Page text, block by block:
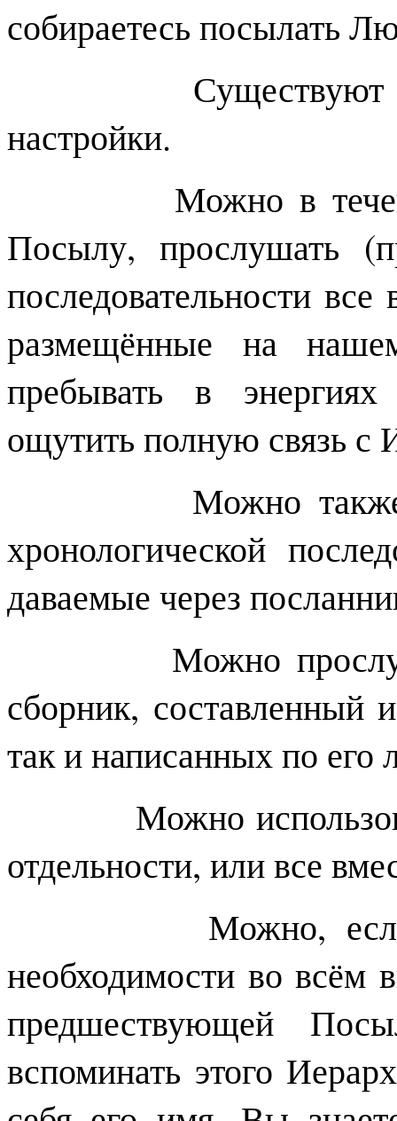
собираетесь посылать
Существуют
настройки.
Можно в течение
Посылу, прослушать
последовательности
размещённые на
пребывать в
ощутить полную связь с
Можно также
хронологической
даваемые через
Можно
сборник, составленный
так и написанных по его
Можно
отдельности, или все
Можно, если нет
необходимости во всём
предшествующей
вспоминать этого